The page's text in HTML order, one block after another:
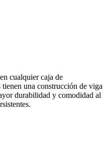
cualquier caja de
tienen una construcción de viga
durabilidad y comodidad al